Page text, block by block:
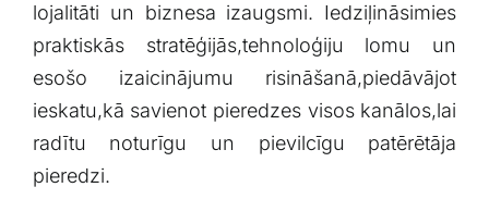
English
lojalitāti un biznesa izaugsmi. Iedziļināsimies
⁢praktiskās stratēģijās,tehnoloģiju lomu un
esošo⁣ izaicinājumu risināšanā,piedāvājot
ieskatu,kā savienot pieredzes visos kanālos,lai​
radītu noturīgu un pievilcīgu patērētāja
pieredzi.